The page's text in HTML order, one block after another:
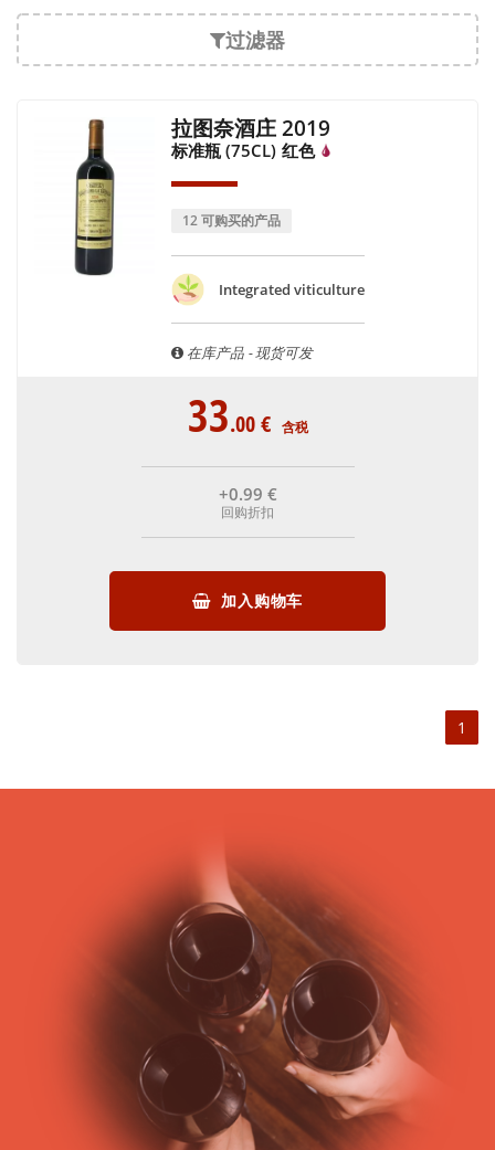
过滤器
拉图奈酒庄 2019
标准瓶 (75CL) 红色
12 可购买的产品
Integrated viticulture
在库产品 - 现货可发
33.00€ 含税
+0.99 €
回购折扣
加入购物车
1